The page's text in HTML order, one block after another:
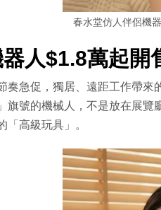
春水堂仿人伴侶機
人$1.8萬起開
奏急促，獨居、遠距工作帶來
旗號的機械人，不是放在展
「高級玩具」。